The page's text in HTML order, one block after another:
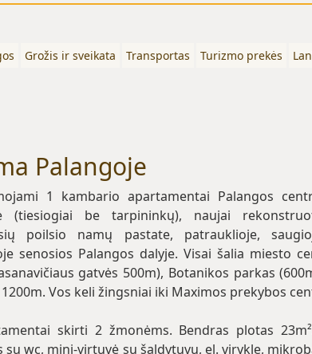
Grožis ir sveikata Transportas Turizmo prekės
Palangoje
1 kambario apartamentai Palangos
(tiesiogiai be tarpininkų), naujai
poilsio namų pastate, patrauklioje,
senosios Palangos dalyje. Visai šalia miesto
gatvės 500m), Botanikos parkas
Vos keli žingsniai iki Maximos prekybos
skirti 2 žmonėms. Bendras plotas
su wc, mini-virtuvė su šaldytuvu, el. virykle,